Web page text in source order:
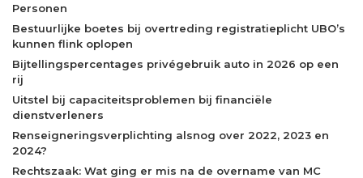
Personen
Bestuurlijke boetes bij overtreding registratieplicht UBO’s
kunnen flink oplopen
Bijtellingspercentages privégebruik auto in 2026 op een
rij
Uitstel bij capaciteitsproblemen bij financiële
dienstverleners
Renseigneringsverplichting alsnog over 2022, 2023 en
2024?
Rechtszaak: Wat ging er mis na de overname van MC